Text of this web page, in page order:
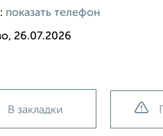
показать телефон
26.07.2026
В закладки